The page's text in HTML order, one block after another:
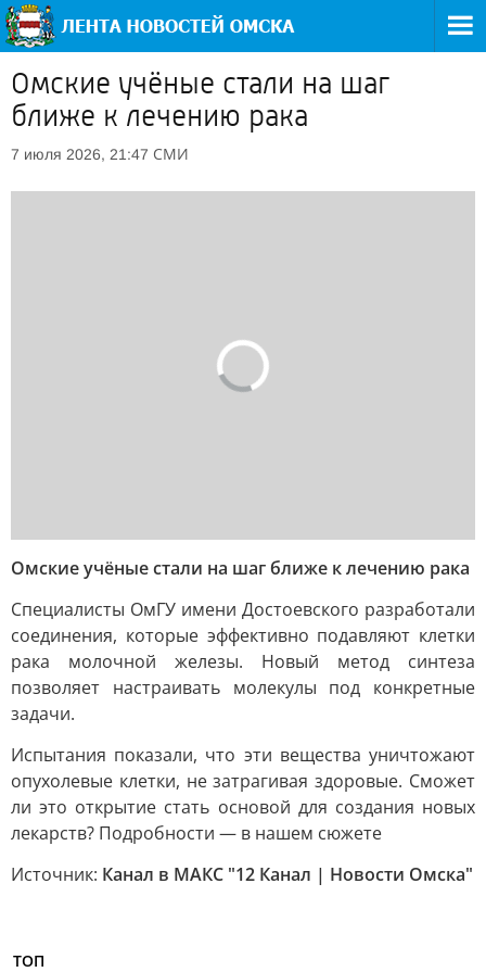
Омские учёные стали на шаг
ближе к лечению рака
7 июля 2026, 21:47 СМИ
Омские учёные стали на шаг ближе к лечению рака
Специалисты ОмГУ имени Достоевского разработали
соединения, которые эффективно подавляют клетки
рака молочной железы. Новый метод синтеза
позволяет настраивать молекулы под конкретные
задачи.
Испытания показали, что эти вещества уничтожают
опухолевые клетки, не затрагивая здоровые. Сможет
ли это открытие стать основой для создания новых
лекарств? Подробности — в нашем сюжете
Источник: Канал в МАКС "12 Канал | Новости Омска"
ТОП